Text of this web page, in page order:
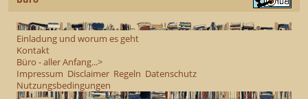
Einladung und worum es geht
Kontakt
Büro - aller Anfang...>
Impressum Disclaimer Regeln Datenschutz
Nutzungsbedingungen